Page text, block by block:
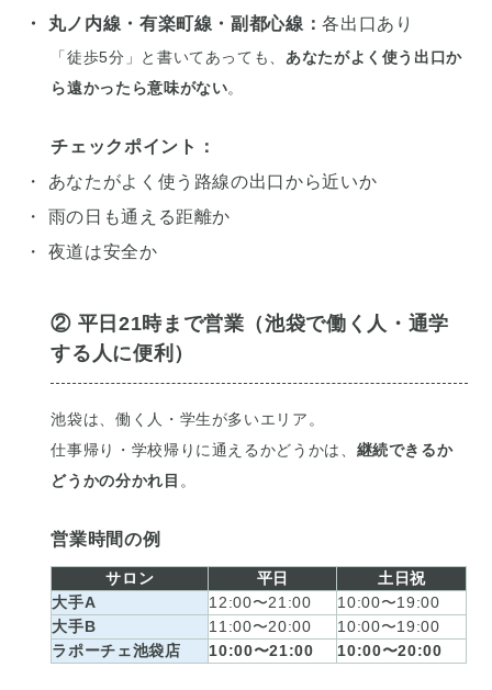
・ 丸ノ内線・有楽町線・副都心線：各出口あり
「徒歩5分」と書いてあっても、 あなたがよく使う出口か
ら遠かったら意味がない。
チェックポイント：
・ あなたがよく使う路線の出口から近いか
・ 雨の日も通える距離か
・ 夜道は安全か
② 平日21時まで営業（池袋で働く人・通学
する人に便利）
池袋は、働く人・学生が多いエリア。
仕事帰り・学校帰りに通えるかどうかは、 継続できるか
どうかの分かれ目 。
営業時間の例
サロン 平日
土日祝
大手A
12:00〜21:00
10:00〜19:00
大手B
11:00〜20:00
10:00〜19:00
ラポーチェ池袋店 10:00〜21:00 10:00〜20:00